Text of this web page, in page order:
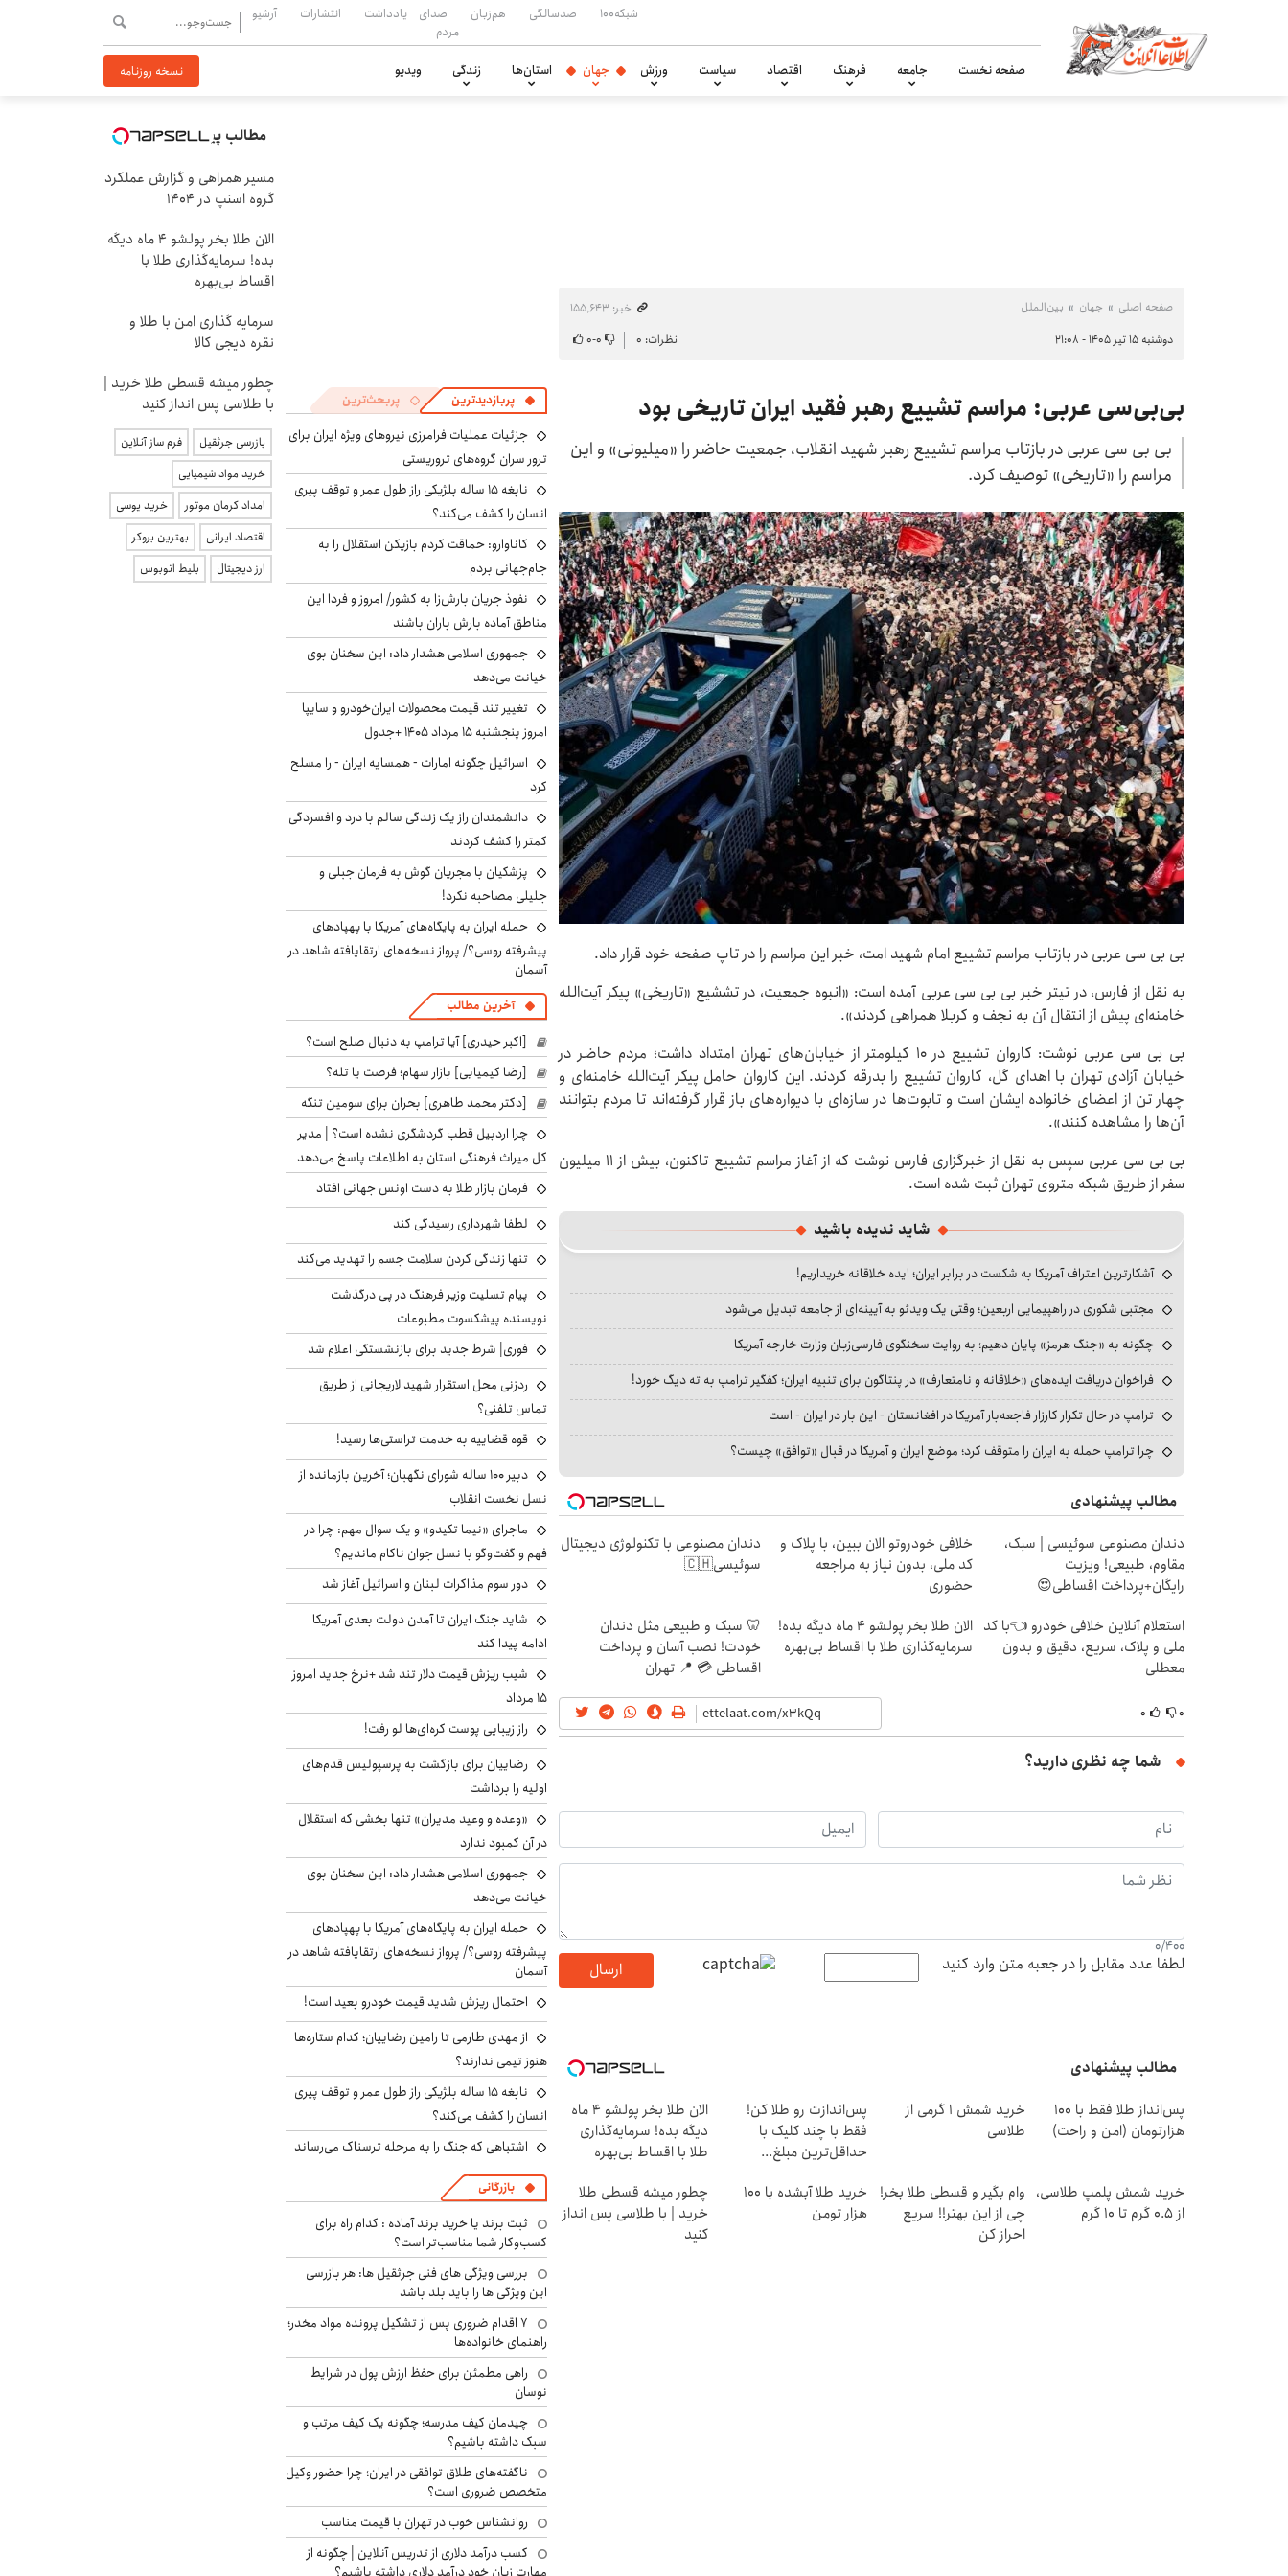
شبکه۱۰۰ صدسالگی هم‌زبان
صدای
مردم
یادداشت انتشارات آرشیو
صفحه نخست جامعه فرهنگ اقتصاد سیاست ورزش جهان استان‌ها زندگی ویدیو نسخه روزنامه
صفحه اصلی جهان بین‌الملل
خبر: ۱۵۵٬۶۴۳
دوشنبه ۱۵ تیر ۱۴۰۵ - ۲۱:۰۸
نظرات: ۰ ۰-۰
بی‌بی‌سی عربی: مراسم تشییع رهبر فقید ایران تاریخی بود
بی بی سی عربی در بازتاب مراسم تشییع رهبر شهید انقلاب، جمعیت حاضر را «میلیونی» و این
مراسم را «تاریخی» توصیف کرد.
بی بی سی عربی در بازتاب مراسم تشییع امام شهید امت، خبر این مراسم را در تاپ صفحه خود قرار داد.
به نقل از فارس، در تیتر خبر بی بی سی عربی آمده است: «انبوه جمعیت، در تششیع «تاریخی» پیکر آیت‌الله
خامنه‌ای پیش از انتقال آن به نجف و کربلا همراهی کردند».
بی بی سی عربی نوشت: کاروان تشییع در ۱۰ کیلومتر از خیابان‌های تهران امتداد داشت؛ مردم حاضر در
خیابان آزادی تهران با اهدای گل، کاروان تشییع را بدرقه کردند. این کاروان حامل پیکر آیت‌الله خامنه‌ای و
چهار تن از اعضای خانواده ایشان است و تابوت‌ها در سازه‌ای با دیواره‌های باز قرار گرفته‌اند تا مردم بتوانند
آن‌ها را مشاهده کنند».
بی بی سی عربی سپس به نقل از خبرگزاری فارس نوشت که از آغاز مراسم تشییع تاکنون، بیش از ۱۱ میلیون
سفر از طریق شبکه متروی تهران ثبت شده است.
شاید ندیده باشید
آشکارترین اعتراف آمریکا به شکست در برابر ایران؛ ایده خلاقانه خریداریم!
مجتبی شکوری در راهپیمایی اربعین؛ وقتی یک ویدئو به آیینه‌ای از جامعه تبدیل می‌شود
چگونه به «جنگ هرمز» پایان دهیم؛ به روایت سخنگوی فارسی‌زبان وزارت خارجه آمریکا
فراخوان دریافت ایده‌های «خلاقانه و نامتعارف» در پنتاگون برای تنبیه ایران؛ کفگیر ترامپ به ته دیگ خورد!
ترامپ در حال تکرار کارزار فاجعه‌بار آمریکا در افغانستان - این بار در ایران - است
چرا ترامپ حمله به ایران را متوقف کرد؛ موضع ایران و آمریکا در قبال «توافق» چیست؟
مطالب پیشنهادی
دندان مصنوعی سوئیسی | سبک،
مقاوم، طبیعی! ویزیت
رایگان+پرداخت اقساطی😍
خلافی خودروتو الان ببین، با پلاک و
کد ملی، بدون نیاز به مراجعه
حضوری
دندان مصنوعی با تکنولوژی دیجیتال
سوئیسی🇨🇭
استعلام آنلاین خلافی خودرو 👈با کد
ملی و پلاک، سریع، دقیق و بدون
معطلی
الان طلا بخر پولشو 4 ماه دیگه بده!
سرمایه‌گذاری طلا با اقساط بی‌بهره
🦷 سبک و طبیعی مثل دندان
خودت! نصب آسان و پرداخت
اقساطی 💳 📍 تهران
۰ ۰
شما چه نظری دارید؟
0/400
لطفا عدد مقابل را در جعبه متن وارد کنید ارسال
مطالب پیشنهادی
پس‌انداز طلا فقط با ۱۰۰
هزارتومان (امن و راحت)
خرید شمش 1 گرمی از
طلاسی
پس‌اندازت رو طلا کن!
فقط با چند کلیک با
حداقل‌ترین مبلغ...
الان طلا بخر پولشو 4 ماه
دیگه بده! سرمایه‌گذاری
طلا با اقساط بی‌بهره
خرید شمش پلمپ طلاسی،
از ۰.۵ گرم تا ۱۰ گرم
وام بگیر و قسطی طلا بخر!
چی از این بهتر!! سریع
احراز کن
خرید طلا آبشده با 100
هزار تومن
چطور میشه قسطی طلا
خرید | با طلاسی پس انداز
کنید
پربازدیدترین پربحث‌ترین
جزئیات عملیات فرامرزی نیروهای ویژه ایران برای
ترور سران گروه‌های تروریستی
نابغه ۱۵ ساله بلژیکی راز طول عمر و توقف پیری
انسان را کشف می‌کند؟
کاناوارو: حماقت کردم بازیکن استقلال را به
جام‌جهانی بردم
نفوذ جریان بارش‌زا به کشور/ امروز و فردا این
مناطق آماده بارش باران باشند
جمهوری اسلامی هشدار داد: این سخنان بوی
خیانت می‌دهد
تغییر تند قیمت محصولات ایران‌خودرو و سایپا
امروز پنجشنبه ۱۵ مرداد ۱۴۰۵ +جدول
اسرائیل چگونه امارات - همسایه ایران - را مسلح
کرد
دانشمندان راز یک زندگی سالم با درد و افسردگی
کمتر را کشف کردند
پزشکیان با مجریان گوش به فرمان جبلی و
جلیلی مصاحبه نکرد!
حمله ایران به پایگاه‌های آمریکا با پهپادهای
پیشرفته روسی؟/ پرواز نسخه‌های ارتقایافته شاهد در
آسمان
آخرین مطالب
[اکبر حیدری] آیا ترامپ به دنبال صلح است؟
[رضا کیمیایی] بازار سهام؛ فرصت یا تله؟
[دکتر محمد طاهری] بحران برای سومین تنگه
چرا اردبیل قطب گردشگری نشده است؟ | مدیر
کل میراث فرهنگی استان به اطلاعات پاسخ می‌دهد
فرمان بازار طلا به دست اونس جهانی افتاد
لطفا شهرداری رسیدگی کند
تنها زندگی کردن سلامت جسم را تهدید می‌کند
پیام تسلیت وزیر فرهنگ در پی درگذشت
نویسنده پیشکسوت مطبوعات
فوری| شرط جدید برای بازنشستگی اعلام شد
ردزنی محل استقرار شهید لاریجانی از طریق
تماس تلفنی؟
قوه قضاییه به خدمت تراستی‌ها رسید!
دبیر ۱۰۰ ساله شورای نگهبان؛ آخرین بازمانده از
نسل نخست انقلاب
ماجرای «نیما تکیدو» و یک سوال مهم: چرا در
فهم و گفت‌وگو با نسل جوان ناکام ماندیم؟
دور سوم مذاکرات لبنان و اسرائیل آغاز شد
شاید جنگ ایران تا آمدن دولت بعدی آمریکا
ادامه پیدا کند
شیب ریزش قیمت دلار تند شد +نرخ جدید امروز
۱۵ مرداد
راز زیبایی پوست کره‌ای‌ها لو رفت!
رضاییان برای بازگشت به پرسپولیس قدم‌های
اولیه را برداشت
«وعده و وعید مدیران» تنها بخشی که استقلال
در آن کمبود ندارد
جمهوری اسلامی هشدار داد: این سخنان بوی
خیانت می‌دهد
حمله ایران به پایگاه‌های آمریکا با پهپادهای
پیشرفته روسی؟/ پرواز نسخه‌های ارتقایافته شاهد در
آسمان
احتمال ریزش شدید قیمت خودرو بعید است!
از مهدی طارمی تا رامین رضاییان؛ کدام ستاره‌ها
هنوز تیمی ندارند؟
نابغه ۱۵ ساله بلژیکی راز طول عمر و توقف پیری
انسان را کشف می‌کند؟
اشتباهی که جنگ را به مرحله ترسناک می‌رساند
بازرگانی
ثبت برند یا خرید برند آماده : کدام راه برای
کسب‌وکار شما مناسب‌تر است؟
بررسی ویژگی های فنی جرثقیل ها: هر بازرسی
این ویژگی ها را باید بلد باشد
۷ اقدام ضروری پس از تشکیل پرونده مواد مخدر؛
راهنمای خانواده‌ها
راهی مطمئن برای حفظ ارزش پول در شرایط
نوسان
چیدمان کیف مدرسه؛ چگونه یک کیف مرتب و
سبک داشته باشیم؟
ناگفته‌های طلاق توافقی در ایران؛ چرا حضور وکیل
متخصص ضروری است؟
روانشناس خوب در تهران با قیمت مناسب
کسب درآمد دلاری از تدریس آنلاین | چگونه از
مطالب پیشنهادی
مسیر همراهی و گزارش عملکرد
گروه اسنپ در ۱۴۰۴
الان طلا بخر پولشو 4 ماه دیگه
بده! سرمایه‌گذاری طلا با
اقساط بی‌بهره
سرمایه گذاری امن با طلا و
نقره دیجی کالا
چطور میشه قسطی طلا خرید |
با طلاسی پس انداز کنید
بازرسی جرثقیل
فرم ساز آنلاین
خرید مواد شیمیایی
امداد کرمان موتور
خرید یوسی
اقتصاد ایرانی
بهترین بروکر
ارز دیجیتال
بلیط اتوبوس